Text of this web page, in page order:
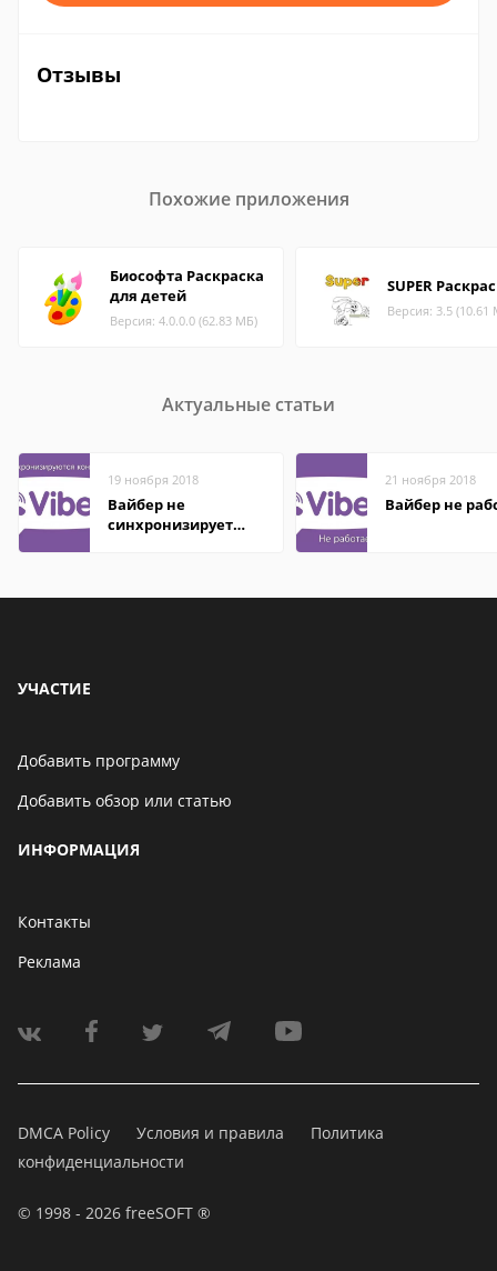
Отзывы
Похожие приложения
Биософта Раскраска
для детей
Версия: 4.0.0.0 (62.83 МБ)
SUPER
Версия: 3.5 (10.61
Актуальные статьи
19 ноября 2018
Вайбер не
синхронизирует
21 ноября 2018
Вайбер не
УЧАСТИЕ
Добавить программу
Добавить обзор или статью
ИНФОРМАЦИЯ
Контакты
Реклама
DMCA Policy Условия и правила
Политика
конфиденциальности
© 1998 - 2026 freeSOFT ®